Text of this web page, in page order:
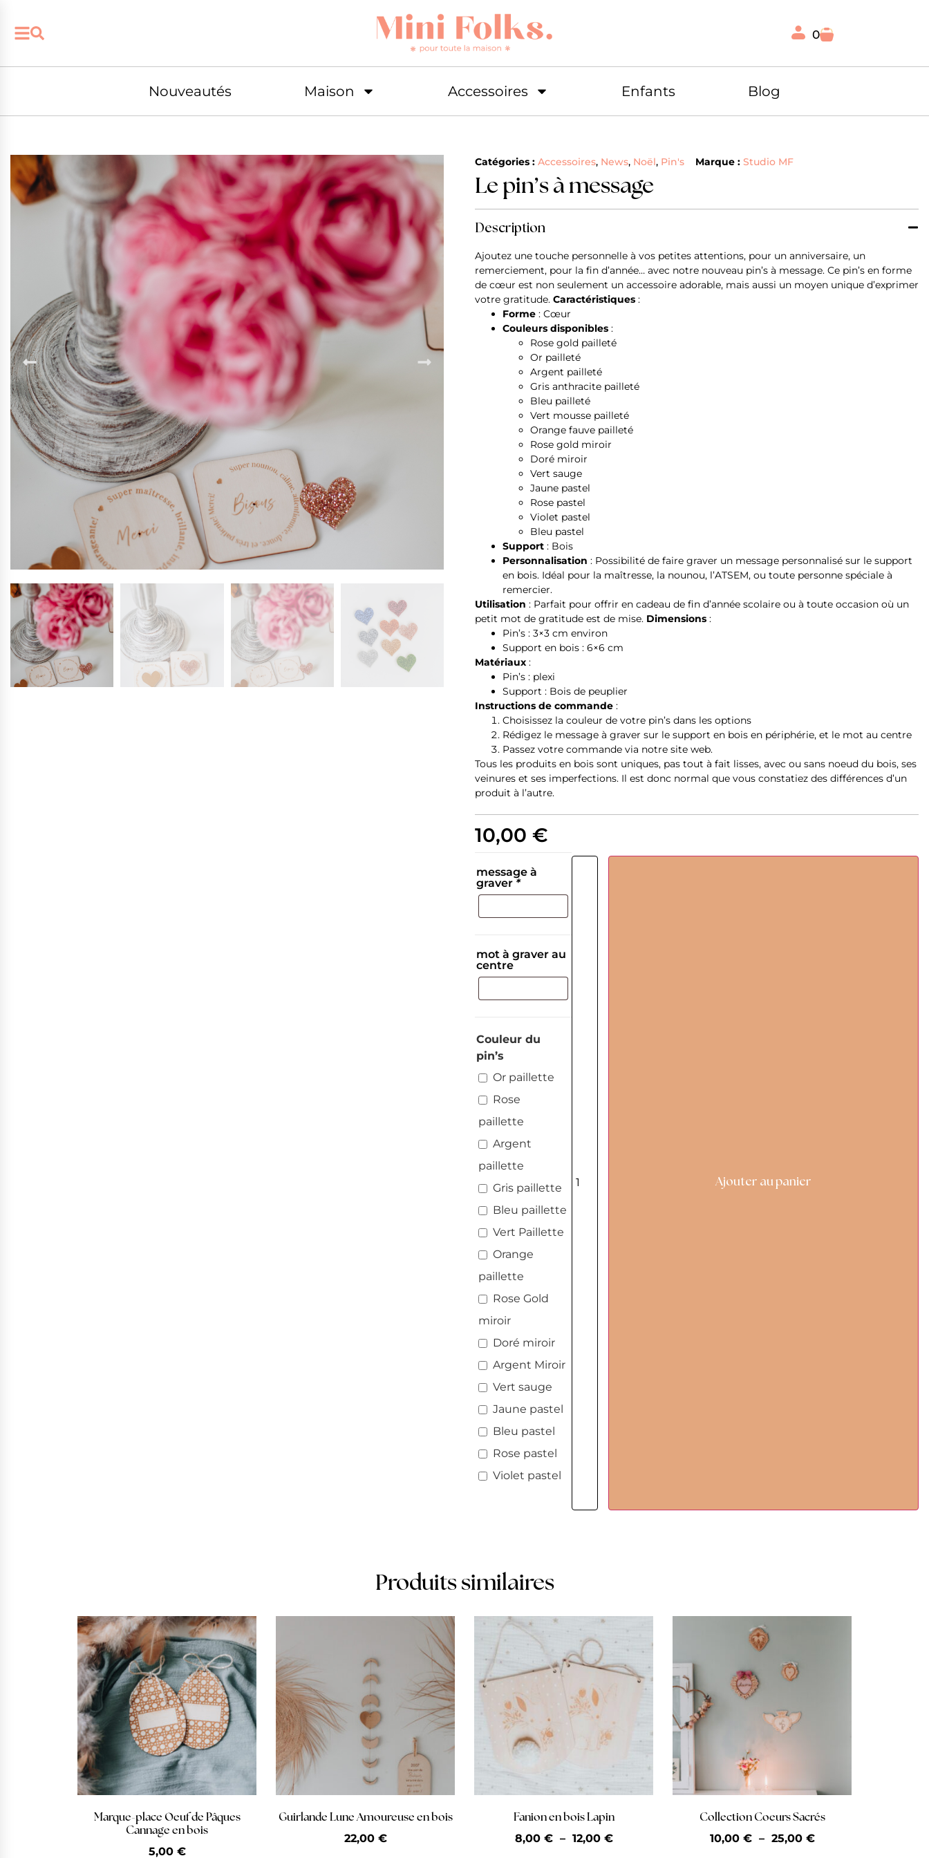
0
Nouveautés Maison Accessoires Enfants Blog
Catégories : Accessoires, News, Noël, Pin's Marque : Studio MF
Le pin’s à message
Description
Ajoutez une touche personnelle à vos petites attentions, pour un anniversaire, un
remerciement, pour la fin d’année… avec notre nouveau pin’s à message. Ce pin’s en forme
de cœur est non seulement un accessoire adorable, mais aussi un moyen unique d’exprimer
votre gratitude. Caractéristiques :
Forme : Cœur
Couleurs disponibles :
Rose gold pailleté
Or pailleté
Argent pailleté
Gris anthracite pailleté
Bleu pailleté
Vert mousse pailleté
Orange fauve pailleté
Rose gold miroir
Doré miroir
Vert sauge
Jaune pastel
Rose pastel
Violet pastel
Bleu pastel
Support : Bois
Personnalisation : Possibilité de faire graver un message personnalisé sur le support
en bois. Idéal pour la maîtresse, la nounou, l’ATSEM, ou toute personne spéciale à
remercier.
Utilisation : Parfait pour offrir en cadeau de fin d’année scolaire ou à toute occasion où un
petit mot de gratitude est de mise. Dimensions :
Pin’s : 3×3 cm environ
Support en bois : 6×6 cm
Matériaux :
Pin’s : plexi
Support : Bois de peuplier
Instructions de commande :
Choisissez la couleur de votre pin’s dans les options
Rédigez le message à graver sur le support en bois en périphérie, et le mot au centre
Passez votre commande via notre site web.
Tous les produits en bois sont uniques, pas tout à fait lisses, avec ou sans noeud du bois, ses
veinures et ses imperfections. Il est donc normal que vous constatiez des différences d’un
produit à l’autre.
10,00 €
message à
graver *
mot à graver au
centre
Couleur du
pin’s
Or paillette
Rose
paillette
Argent
paillette
Gris paillette
Bleu paillette
Vert Paillette
Orange
paillette
Rose Gold
miroir
Doré miroir
Argent Miroir
Vert sauge
Jaune pastel
Bleu pastel
Rose pastel
Violet pastel
Ajouter au panier
Produits similaires
Marque-place Oeuf de Pâques
Cannage en bois
5,00 €
Guirlande Lune Amoureuse en bois
22,00 €
Fanion en bois Lapin
8,00 € – 12,00 €
Collection Coeurs Sacrés
10,00 € – 25,00 €